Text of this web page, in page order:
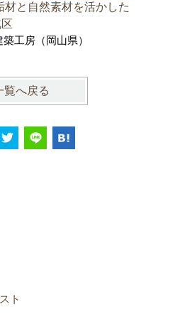
材と自然素材を活かした
工房（岡山県）
覧へ戻る
ト